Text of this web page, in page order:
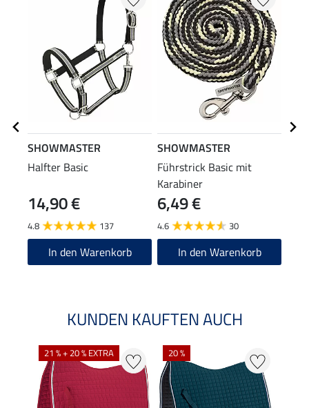
SHOWMASTER
Halfter Basic
14,90 €
4.8 137
In den Warenkorb
SHOWMASTER
Führstrick Basic mit
Karabiner
6,49 €
4.6 30
In den Warenkorb
KUNDEN KAUFTEN AUCH
21 % + 20 % EXTRA 20 %